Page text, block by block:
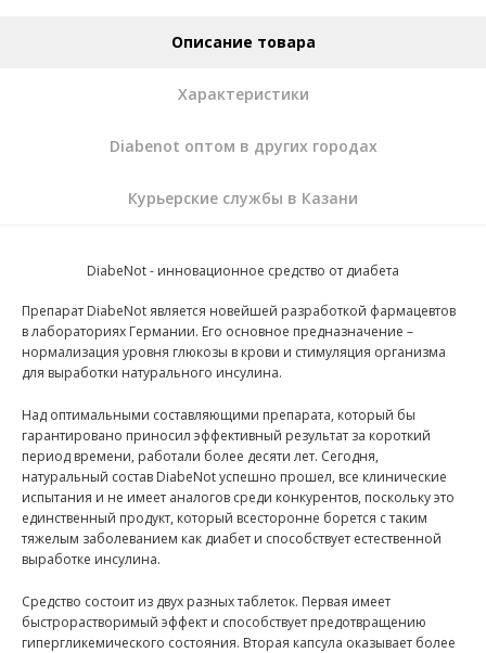
Описание товара
Характеристики
Diabenot оптом в других городах
Курьерские службы в Казани
DiabeNot - инновационное средство от диабета
Препарат DiabeNot является новейшей разработкой фармацевтов
в лабораториях Германии. Его основное предназначение –
нормализация уровня глюкозы в крови и стимуляция организма
для выработки натурального инсулина.
Над оптимальными составляющими препарата, который бы
гарантировано приносил эффективный результат за короткий
период времени, работали более десяти лет. Сегодня,
натуральный состав DiabeNot успешно прошел, все клинические
испытания и не имеет аналогов среди конкурентов, поскольку это
единственный продукт, который всесторонне борется с таким
тяжелым заболеванием как диабет и способствует естественной
выработке инсулина.
Средство состоит из двух разных таблеток. Первая имеет
быстрорастворимый эффект и способствует предотвращению
гипергликемического состояния. Вторая капсула оказывает более